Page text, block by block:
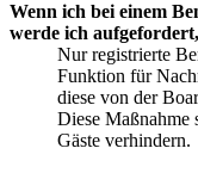
Wenn ich bei einem
werde ich
Nur registrierte
Funktion für
diese von der
Diese Maßnahme
Gäste verhindern.